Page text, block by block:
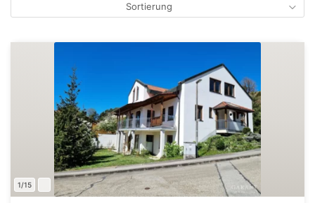
Sortierung
1/15